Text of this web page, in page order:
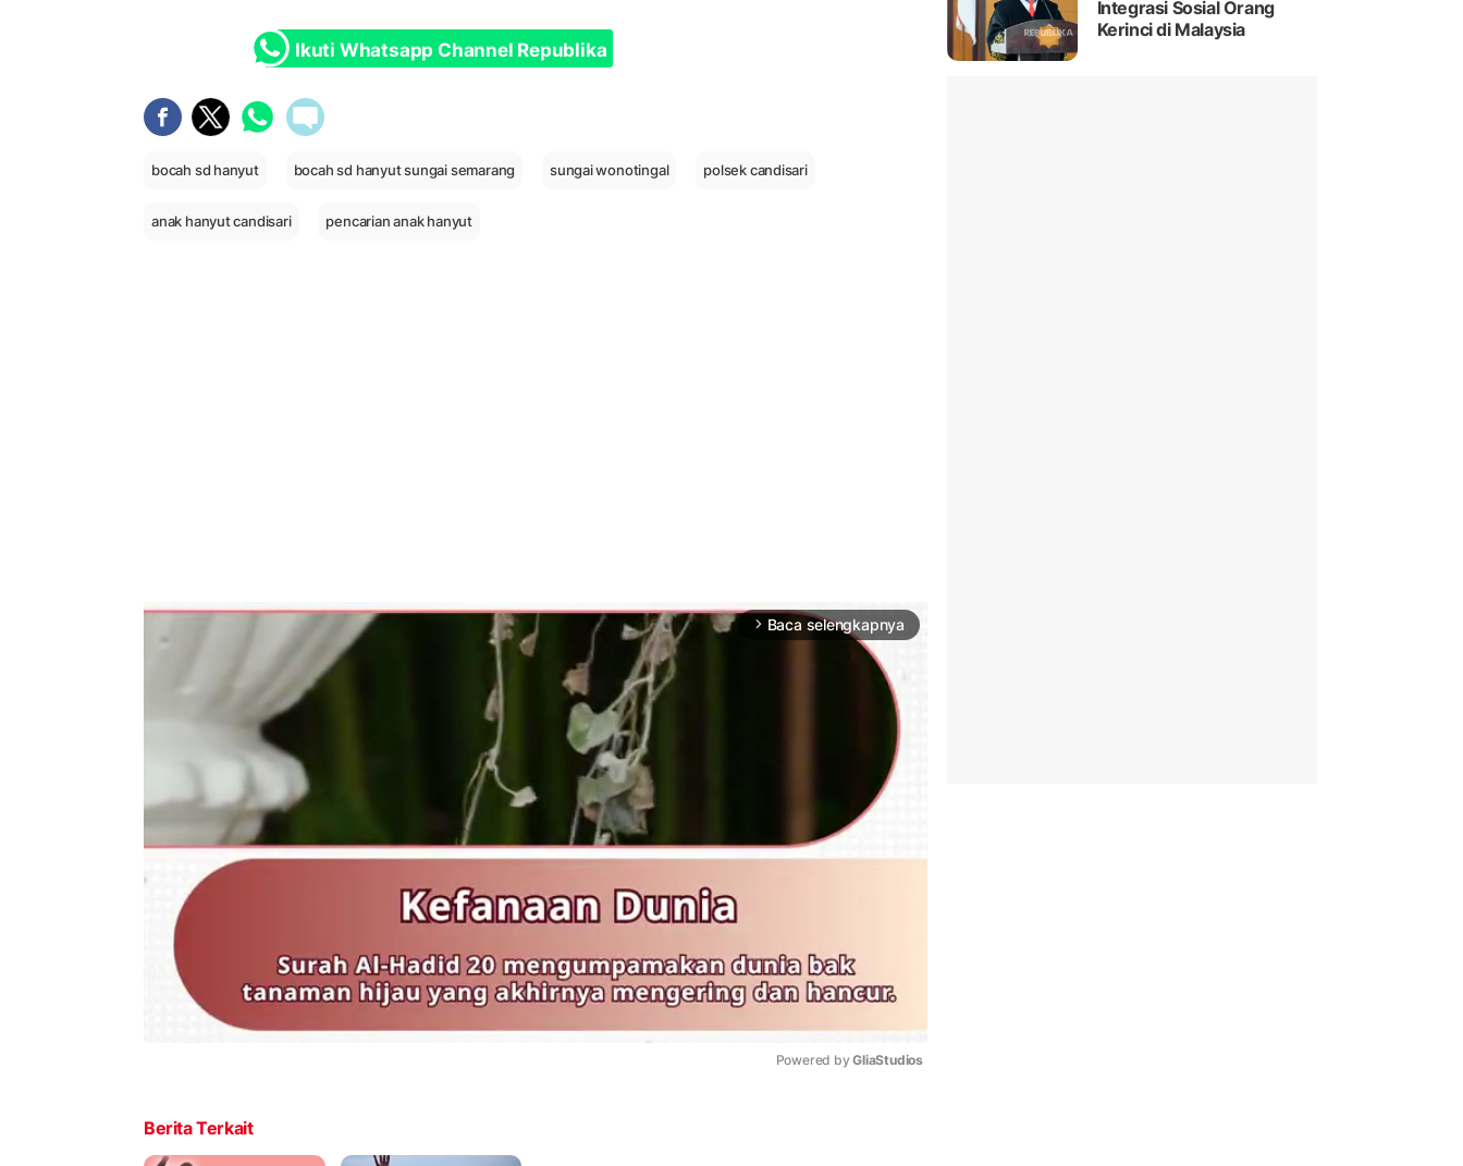
Ikuti Whatsapp Channel Republika
bocah sd hanyut bocah sd hanyut sungai semarang sungai wonotingal polsek candisari
anak hanyut candisari pencarian anak hanyut
arrow_forward_ios Baca selengkapnya
Powered by GliaStudios
Berita Terkait
Integrasi Sosial Orang
Kerinci di Malaysia